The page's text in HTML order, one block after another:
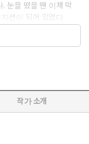
눈을 떴을 땐 이제 막
션이 되어 있었다.
지 않지. 어차피 난 비
작가 소개